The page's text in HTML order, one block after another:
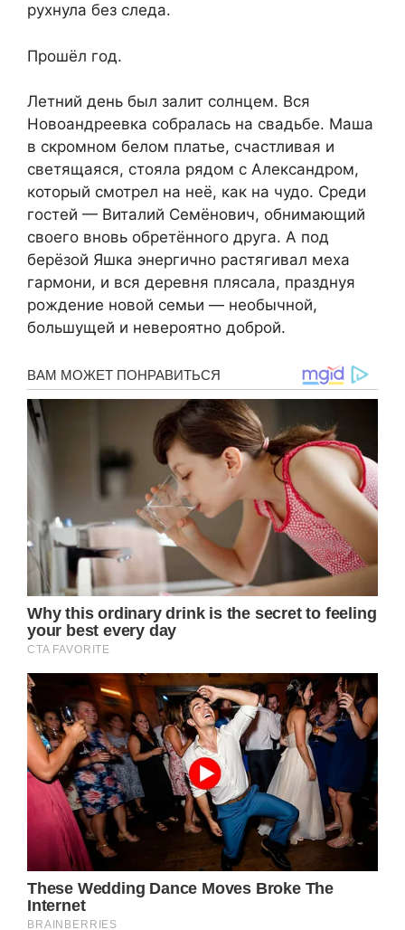
рухнула без следа.
Прошёл год.
Летний день был залит солнцем. Вся
Новоандреевка собралась на свадьбе. Маша
в скромном белом платье, счастливая и
светящаяся, стояла рядом с Александром,
который смотрел на неё, как на чудо. Среди
гостей — Виталий Семёнович, обнимающий
своего вновь обретённого друга. А под
берёзой Яшка энергично растягивал меха
гармони, и вся деревня плясала, празднуя
рождение новой семьи — необычной,
большущей и невероятно доброй.